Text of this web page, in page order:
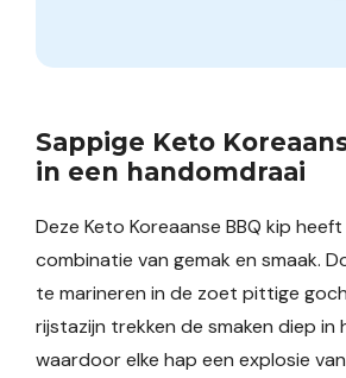
Sappige Keto
in een handomdraai
Deze Keto Koreaanse BBQ kip
combinatie van gemak en smaak.
te marineren in de zoet pittige
rijstazijn trekken de smaken diep in
waardoor elke hap een explosie